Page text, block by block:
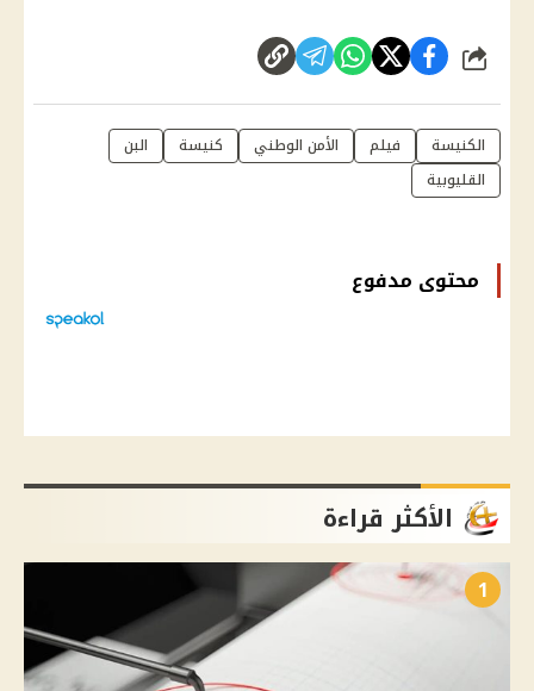
شارك
الكنيسة فيلم الأمن الوطني كنيسة
البن
القليوبية
محتوى مدفوع
الأكثر قراءة
1